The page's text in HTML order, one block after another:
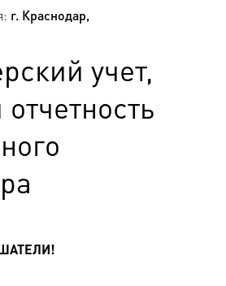
г. Краснодар,
учет,